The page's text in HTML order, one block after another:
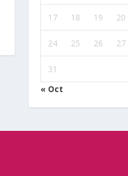
17 18 19 20
24 25 26 27
31
« Oct